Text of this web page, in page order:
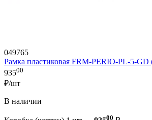
049765
Рамка пластиковая FRM-PERIO-PL-5-
93500
₽/шт
В наличии
00